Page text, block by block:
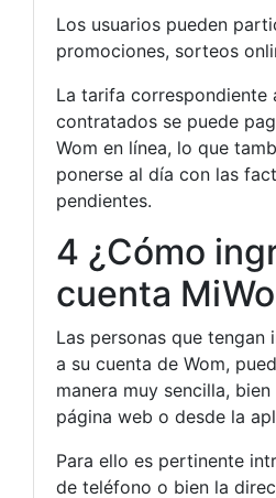
Los usuarios pueden
promociones, sorteos
La tarifa correspondiente
contratados se puede
Wom en línea, lo que
ponerse al día con las
pendientes.
4 ¿Cómo
cuenta
Las personas que tengan
a su cuenta de Wom,
manera muy sencilla,
página web o desde la
Para ello es pertinente
de teléfono o bien la